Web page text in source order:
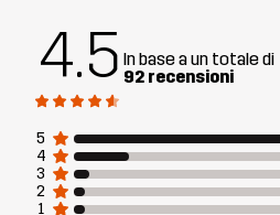
83% Poliestere
Mesh 100%
4.5 In base a un totale di
92 recensioni
5
4
3
2
1